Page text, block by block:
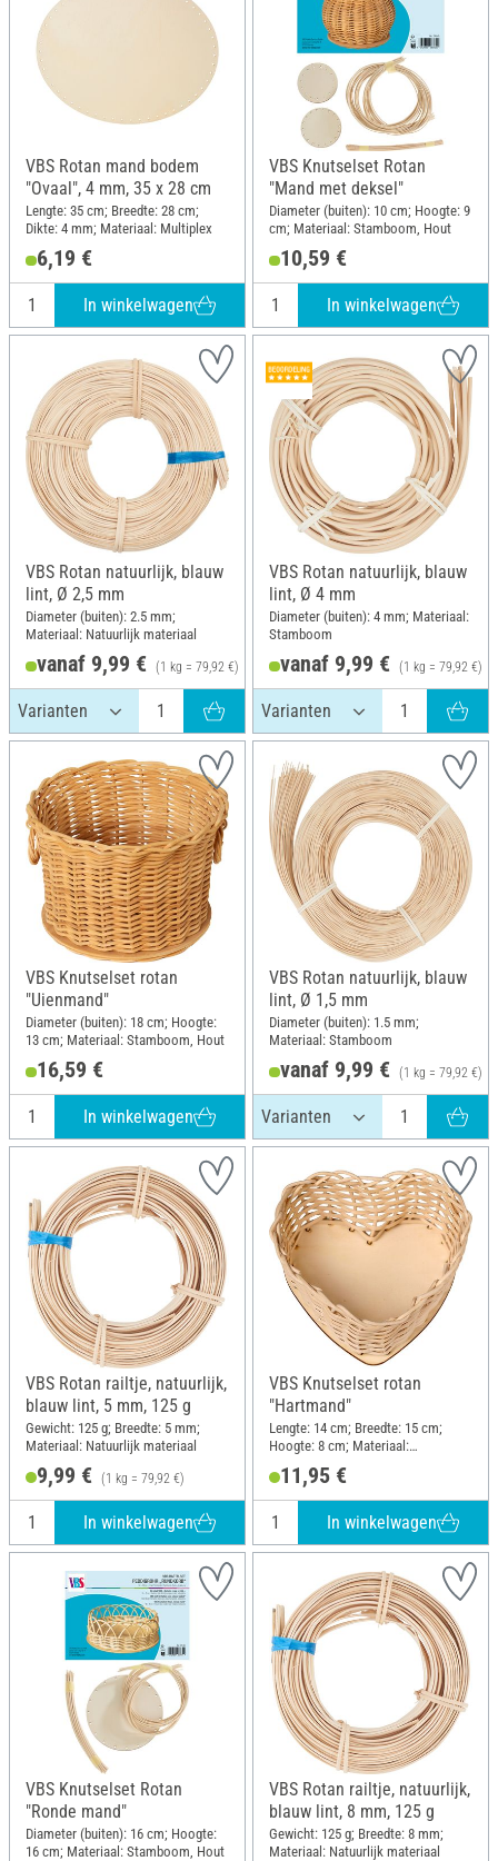
VBS Rotan mand bodem
"Ovaal", 4 mm, 35 x 28 cm
Lengte: 35 cm; Breedte: 28 cm;
Dikte: 4 mm; Materiaal: Multiplex
6,19 €
In winkelwagen
VBS Knutselset Rotan
"Mand met deksel"
Diameter (buiten): 10 cm; Hoogte: 9
cm; Materiaal: Stamboom, Hout
10,59 €
In winkelwagen
VBS Rotan natuurlijk, blauw
lint, Ø 2,5 mm
Diameter (buiten): 2.5 mm;
Materiaal: Natuurlijk materiaal
vanaf 9,99 € (1 kg = 79,92 €)
VBS Rotan natuurlijk, blauw
lint, Ø 4 mm
Diameter (buiten): 4 mm; Materiaal:
Stamboom
vanaf 9,99 € (1 kg = 79,92 €)
VBS Knutselset rotan
"Uienmand"
Diameter (buiten): 18 cm; Hoogte:
13 cm; Materiaal: Stamboom, Hout
16,59 €
In winkelwagen
VBS Rotan natuurlijk, blauw
lint, Ø 1,5 mm
Diameter (buiten): 1.5 mm;
Materiaal: Stamboom
vanaf 9,99 € (1 kg = 79,92 €)
VBS Rotan railtje, natuurlijk,
blauw lint, 5 mm, 125 g
Gewicht: 125 g; Breedte: 5 mm;
Materiaal: Natuurlijk materiaal
9,99 € (1 kg = 79,92 €)
In winkelwagen
VBS Knutselset rotan
"Hartmand"
Lengte: 14 cm; Breedte: 15 cm;
Hoogte: 8 cm; Materiaal:
11,95 €
In winkelwagen
VBS Knutselset Rotan
"Ronde mand"
Diameter (buiten): 16 cm; Hoogte:
16 cm; Materiaal: Stamboom, Hout
VBS Rotan railtje, natuurlijk,
blauw lint, 8 mm, 125 g
Gewicht: 125 g; Breedte: 8 mm;
Materiaal: Natuurlijk materiaal